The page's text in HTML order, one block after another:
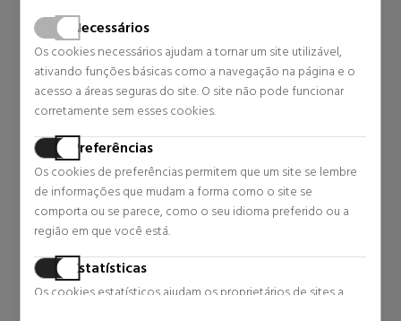
Necessários
Os cookies necessários ajudam a tornar um site utilizável,
ativando funções básicas como a navegação na página e o
acesso a áreas seguras do site. O site não pode funcionar
corretamente sem esses cookies.
Preferências
Os cookies de preferências permitem que um site se lembre
de informações que mudam a forma como o site se
comporta ou se parece, como o seu idioma preferido ou a
região em que você está.
Estatísticas
Os cookies estatísticos ajudam os proprietários de sites a
AYSA
ALOE VERA BALM
PROTETOR LABIAL
Lábios
Preço habitual 4,95 €
4 revisões
ALOE VERA SET
Cuidados Corporais
3 revisões